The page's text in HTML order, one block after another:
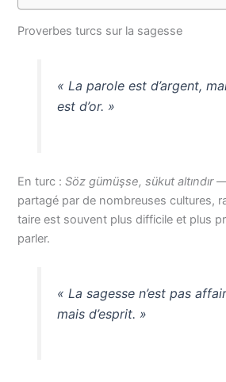
Proverbes turcs sur la sagesse
« La parole est d’argent,
est d’or. »
En turc :Söz gümüşse, sükut altındır—
partagé par de nombreuses cultures,
taire est souvent plus difficile et plus
parler.
« La sagesse n’est pas
mais d’esprit. »